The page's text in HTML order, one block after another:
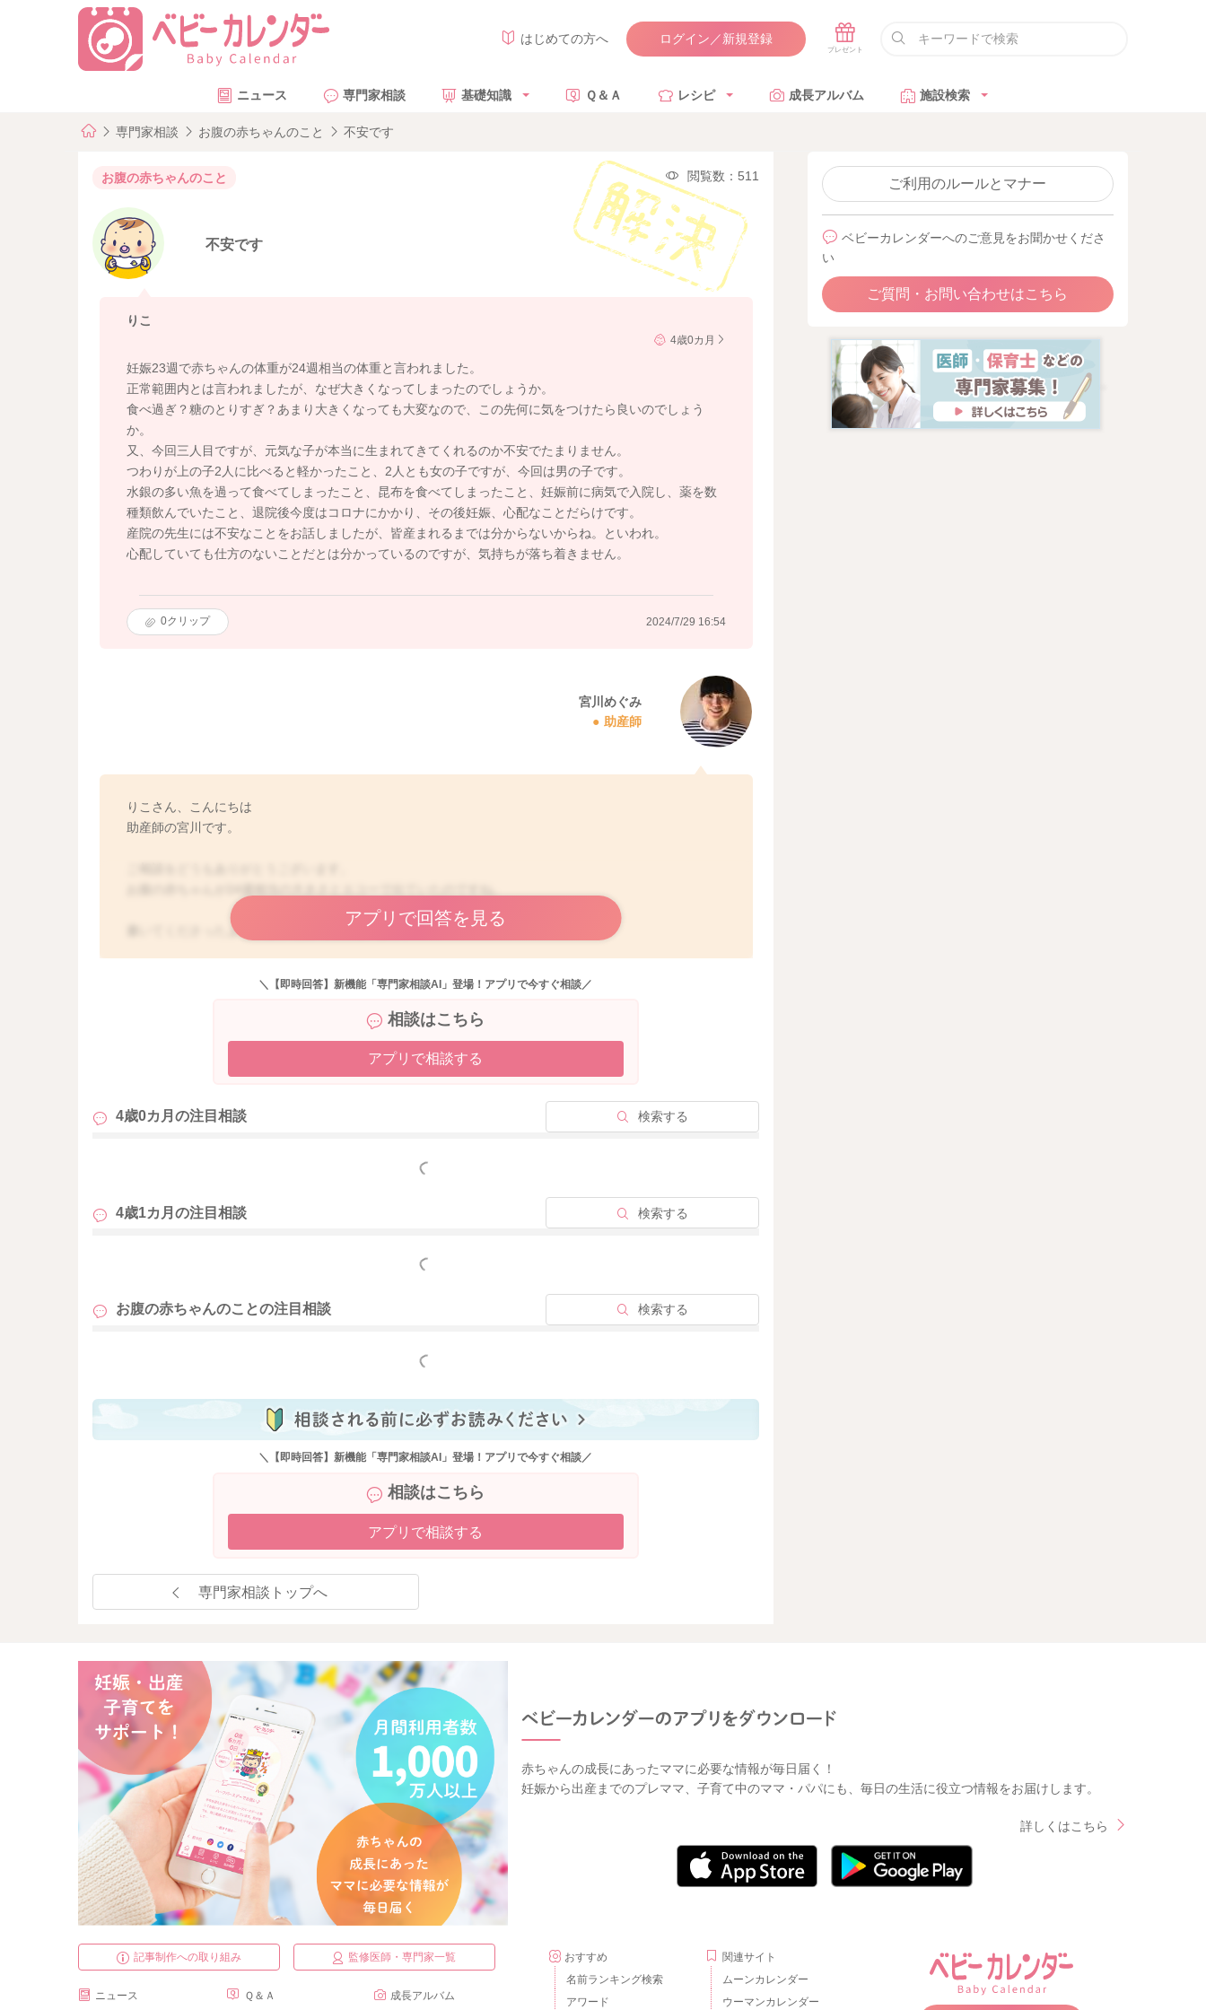
はじめての方へ ログイン／新規登録
ニュース 専門家相談 基礎知識 Ｑ＆Ａ レシピ 成長アルバム 施設検索
専門家相談 お腹の赤ちゃんのこと 不安です
お腹の赤ちゃんのこと 閲覧数：511
不安です
りこ
4歳0カ月
妊娠23週で赤ちゃんの体重が24週相当の体重と言われました。
正常範囲内とは言われましたが、なぜ大きくなってしまったのでしょうか。
食べ過ぎ？糖のとりすぎ？あまり大きくなっても大変なので、この先何に気をつけたら良いのでしょう
か。
又、今回三人目ですが、元気な子が本当に生まれてきてくれるのか不安でたまりません。
つわりが上の子2人に比べると軽かったこと、2人とも女の子ですが、今回は男の子です。
水銀の多い魚を過って食べてしまったこと、昆布を食べてしまったこと、妊娠前に病気で入院し、薬を数
種類飲んでいたこと、退院後今度はコロナにかかり、その後妊娠、心配なことだらけです。
産院の先生には不安なことをお話しましたが、皆産まれるまでは分からないからね。といわれ。
心配していても仕方のないことだとは分かっているのですが、気持ちが落ち着きません。
0クリップ 2024/7/29 16:54
宮川めぐみ
助産師
りこさん、こんにちは
助産師の宮川です。
書いてくださったように正常範囲内だと思います。
また今回だけ健診で、週数よりも少し大きめに出ていただけのようでしたら、もう少し経過を見ていかれ
健診を追うごとにどんどん大きくなっていく、大きくなっていくスピードが早くなっていることがありま
しかし今のこの状況だけのようでしたら、もう少し様子を見ていただいていいのかなと思いました。
引き続き、バランスよくお食事を召し上がっていただき、足元から冷え対策をされていくこともとても大
そうして体調を整えていかれるといいと思いますよ。
心配な気持ちがある分、できることをされてみたり、できていることにも目を向けていかれるといいのか
そうして頂くことで、不安に持っていかれてしまうばかりになるのも防げるようになるのではないかなと
どうぞよろしくお願いします。
アプリで回答を見る
＼【即時回答】新機能「専門家相談AI」登場！アプリで今すぐ相談／
相談はこちら
アプリで相談する
4歳0カ月の注目相談 検索する
もっと見る
4歳1カ月の注目相談 検索する
もっと見る
お腹の赤ちゃんのことの注目相談 検索する
もっと見る
＼【即時回答】新機能「専門家相談AI」登場！アプリで今すぐ相談／
相談はこちら
アプリで相談する
専門家相談トップへ
ご利用のルールとマナー
ベビーカレンダーへのご意見をお聞かせくださ
い
ご質問・お問い合わせはこちら
赤ちゃんの成長にあったママに必要な情報が毎日届く！
妊娠から出産までのプレママ、子育て中のママ・パパにも、毎日の生活に役立つ情報をお届けします。
詳しくはこちら
記事制作への取り組み 監修医師・専門家一覧
ニュース Ｑ＆Ａ 成長アルバム
おすすめ
名前ランキング検索
アワード
関連サイト
ムーンカレンダー
ウーマンカレンダー